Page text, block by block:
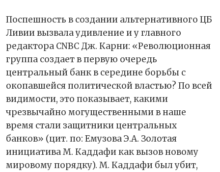
Поспешность в создании альтернативного ЦБ
Ливии вызвала удивление и у главного
редактора CNBC Дж. Карни: «Революционная
группа создает в первую очередь
центральный банк в середине борьбы с
окопавшейся политической властью? По всей
видимости, это показывает, какими
чрезвычайно могущественными в наше
время стали защитники центральных
банков» (цит. по: Емузова Э.А. Золотая
инициатива М. Каддафи как вызов новому
мировому порядку). М. Каддафи был убит,